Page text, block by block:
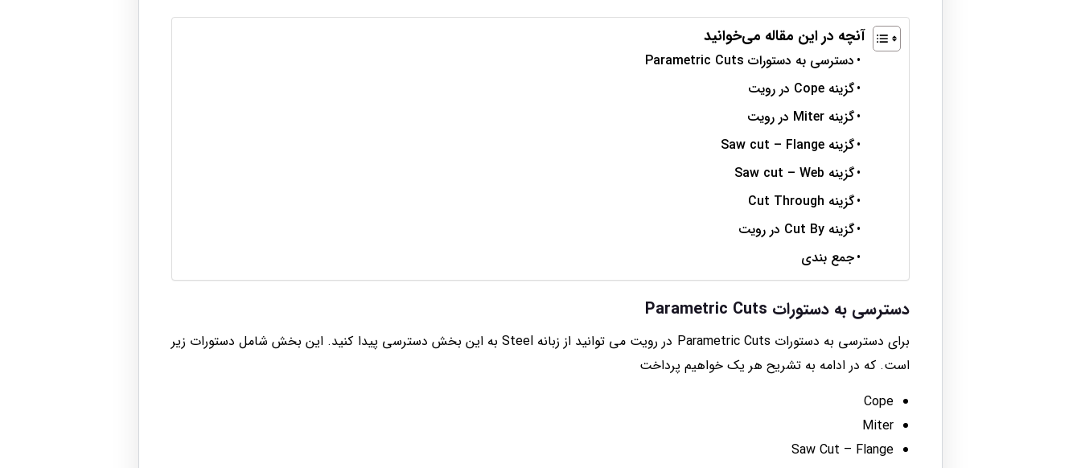
آنچه در این مقاله می‌خوانید
دسترسی به دستورات Parametric Cuts
گزینه Cope در رویت
گزینه Miter در رویت
گزینه Saw cut – Flange
گزینه Saw cut – Web
گزینه Cut Through
گزینه Cut By در رویت
جمع بندی
دسترسی به دستورات Parametric Cuts
برای دسترسی به دستورات Parametric Cuts در رویت می توانید از زبانه Steel به این بخش دسترسی پیدا کنید. این بخش شامل دستورات زیر
است. که در ادامه به تشریح هر یک خواهیم پرداخت
Cope
Miter
Saw Cut – Flange